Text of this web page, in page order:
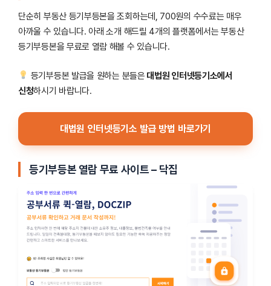
단순히 부동산 등기부등본을 조회하는데, 700원의 수수료는 매우
아까울 수 있습니다. 아래 소개 해드릴 4개의 플랫폼에서는 부동산
등기부등본을 무료로 열람 해볼 수 있습니다.
등기부등본 발급을 원하는 분들은 대법원 인터넷등기소에서
신청하시기 바랍니다.
대법원 인터넷등기소 발급 방법 바로가기
등기부등본 열람 무료 사이트 – 닥집